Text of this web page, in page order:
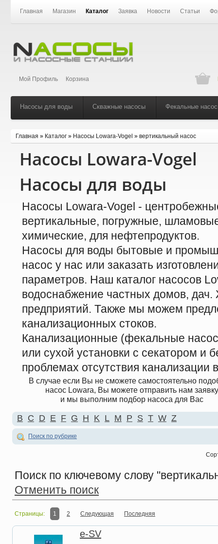
Главная Магазин Каталог Заявка Новости Статьи
Мой Профиль Корзина
Насосы для воды Скважные насосы Фекальные
Главная » Каталог » Насосы Lowara-Vogel » вертикальный насос
Насосы Lowara-Vogel
Насосы для воды
Насосы Lowara-Vogel -
вертикальные, погружные,
химические, для нефтепродуктов.
Насосы для воды бытовые и
насос у нас или заказать
параметров. Наш каталог насосов
водоснабжение частных домов,
предприятий. Также мы можем
канализационных стоков.
Канализационные (фекальные
или сухой установки с секатором и
проблемах отсутствия
В случае если Вы не сможете самостоятельно
насос Lowara, Вы можете отправить нам заявку
и мы выполним подбор насоса для Вас
B C D E F G H K L M P S T W Z
Поиск по рубрике
Поиск по ключевому слову
Отменить поиск
Страницы: 1 2 Следующая Последняя
e-SV